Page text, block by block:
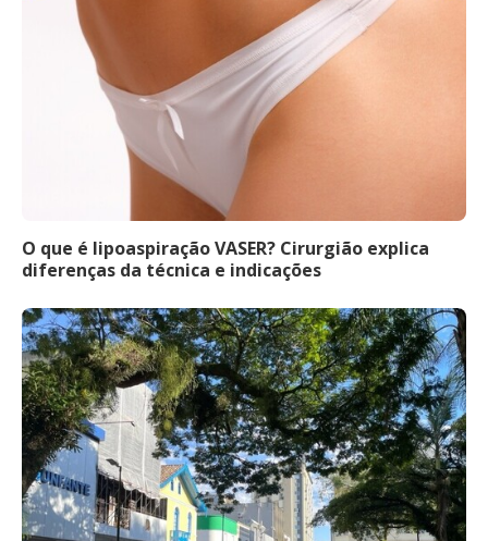
O que é lipoaspiração VASER? Cirurgião explica
diferenças da técnica e indicações